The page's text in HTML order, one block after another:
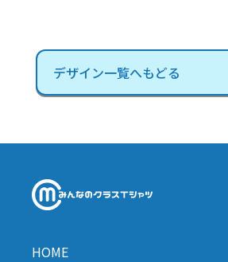
デザイン一覧へもどる
HOME